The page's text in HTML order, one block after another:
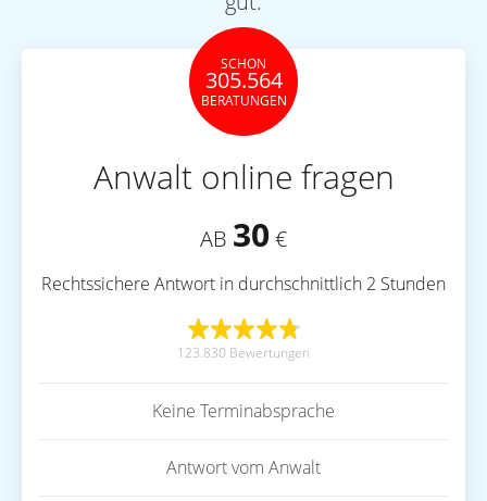
SCHON
305.564
BERATUNGEN
Anwalt online fragen
AB 30 €
Rechtssichere Antwort in durchschnittlich 2 Stunden
123.830 Bewertungen
Keine Terminabsprache
Antwort vom Anwalt